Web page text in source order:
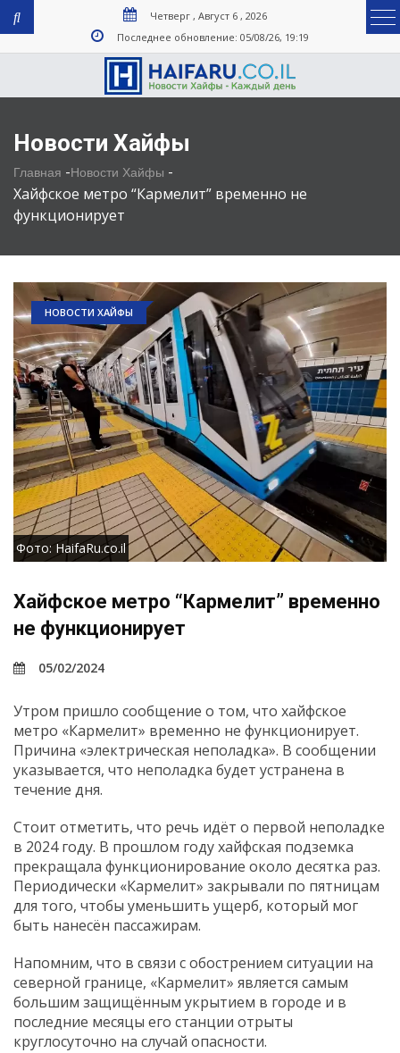
Четверг , Август 6 , 2026
Последнее обновление: 05/08/26, 19:19
Новости Хайфы
Главная -Новости Хайфы -
Хайфское метро “Кармелит” временно не
функционирует
НОВОСТИ ХАЙФЫ
Фото: HaifaRu.co.il
Хайфское метро “Кармелит” временно
не функционирует
05/02/2024
Утром пришло сообщение о том, что хайфское
метро «Кармелит» временно не функционирует.
Причина «электрическая неполадка». В сообщении
указывается, что неполадка будет устранена в
течение дня.
Стоит отметить, что речь идёт о первой неполадке
в 2024 году. В прошлом году хайфская подземка
прекращала функционирование около десятка раз.
Периодически «Кармелит» закрывали по пятницам
для того, чтобы уменьшить ущерб, который мог
быть нанесён пассажирам.
Напомним, что в связи с обострением ситуации на
северной границе, «Кармелит» является самым
большим защищённым укрытием в городе и в
последние месяцы его станции отрыты
круглосуточно на случай опасности.